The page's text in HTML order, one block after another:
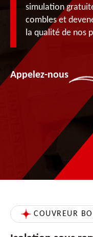
simulation
combles et
la qualité de nos
Appelez-nous
COUVREUR